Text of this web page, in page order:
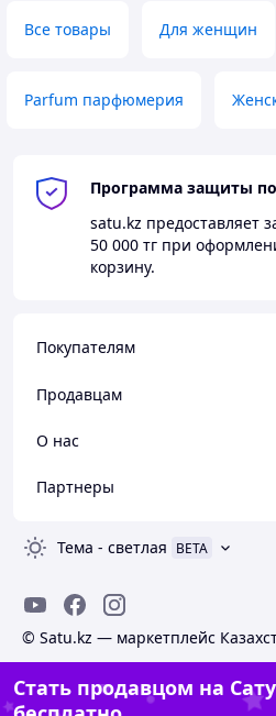
Все товары Для женщин
Parfum парфюмерия
Программа защиты
satu.kz предоставляет
50 000 тг при
корзину.
Покупателям
Продавцам
О нас
Партнеры
Тема - светлая BETA
© Satu.kz — маркетплейс
Стать продавцом на